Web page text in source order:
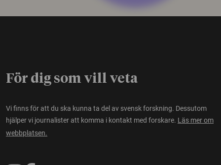
För dig som vill veta
Vi finns för att du ska kunna ta del av svensk forskning. Dessutom
hjälper vi journalister att komma i kontakt med forskare. Läs mer om
webbplatsen.